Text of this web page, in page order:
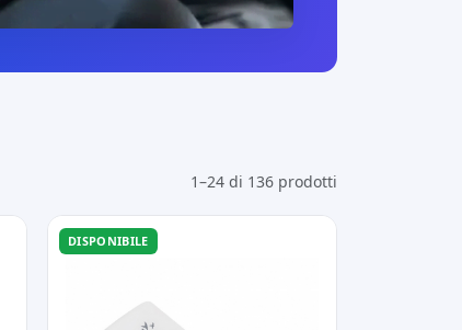
1–24 di 136 prodotti
DISPONIBILE